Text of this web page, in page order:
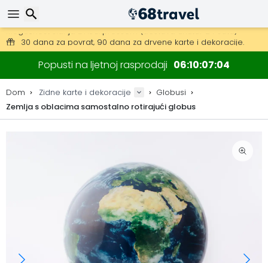
Besplatna dostava za narudžbe iznad 149 €.
Mogućnost slanja DHL Expressom (dostava unutar 24 sata)
30 dana za povrat, 90 dana za drvene karte i dekoracije.
Originalni proizvođač karata i dekoracija.
Popusti na ljetnoj rasprodaji 06 10 07 03
Dom Zidne karte i dekoracije
Globusi
Zemlja s oblacima samostalno rotirajući globus
Traži